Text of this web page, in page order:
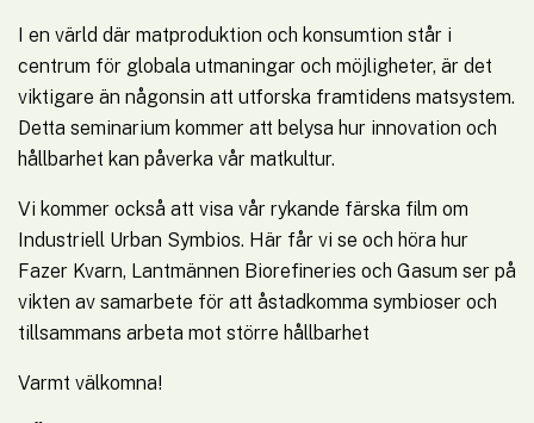
I en värld där matproduktion och konsumtion står i
centrum för globala utmaningar och möjligheter, är det
viktigare än någonsin att utforska framtidens matsystem.
Detta seminarium kommer att belysa hur innovation och
hållbarhet kan påverka vår matkultur.
Vi kommer också att visa vår rykande färska film om
Industriell Urban Symbios. Här får vi se och höra hur
Fazer Kvarn, Lantmännen Biorefineries och Gasum ser på
vikten av samarbete för att åstadkomma symbioser och
tillsammans arbeta mot större hållbarhet
Varmt välkomna!